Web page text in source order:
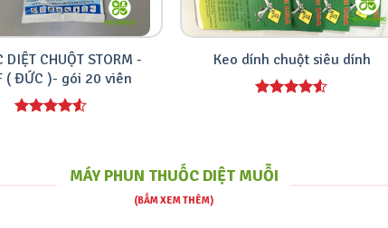
DIỆT CHUỘT STORM -
( ĐỨC )- gói 20 viên
Keo dính chuột siêu dính
MÁY PHUN THUỐC DIỆT MUỖI
(BẤM XEM THÊM)